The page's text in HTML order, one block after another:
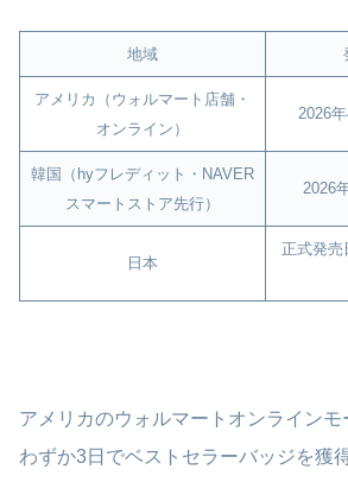
地域
アメリカ（ウォルマート店舗・
オンライン）
2026
韓国（hyフレディット・NAVER
スマートストア先行）
2026
日本
正式発売
アメリカのウォルマートオンライン
わずか3日でベストセラーバッジを獲